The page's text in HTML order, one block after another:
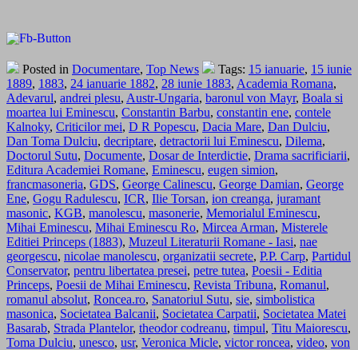
Posted in Documentare, Top News Tags: 15 ianuarie, 15 iunie
1889, 1883, 24 ianuarie 1882, 28 iunie 1883, Academia Romana,
Adevarul, andrei plesu, Austr-Ungaria, baronul von Mayr, Boala si
moartea lui Eminescu, Constantin Barbu, constantin ene, contele
Kalnoky, Criticilor mei, D R Popescu, Dacia Mare, Dan Dulciu,
Dan Toma Dulciu, decriptare, detractorii lui Eminescu, Dilema,
Doctorul Sutu, Documente, Dosar de Interdictie, Drama sacrificiarii,
Editura Academiei Romane, Eminescu, eugen simion,
francmasoneria, GDS, George Calinescu, George Damian, George
Ene, Gogu Radulescu, ICR, Ilie Torsan, ion creanga, juramant
masonic, KGB, manolescu, masonerie, Memorialul Eminescu,
Mihai Eminescu, Mihai Eminescu Ro, Mircea Arman, Misterele
Editiei Princeps (1883), Muzeul Literaturii Romane - Iasi, nae
georgescu, nicolae manolescu, organizatii secrete, P.P. Carp, Partidul
Conservator, pentru libertatea presei, petre tutea, Poesii - Editia
Princeps, Poesii de Mihai Eminescu, Revista Tribuna, Romanul,
romanul absolut, Roncea.ro, Sanatoriul Sutu, sie, simbolistica
masonica, Societatea Balcanii, Societatea Carpatii, Societatea Matei
Basarab, Strada Plantelor, theodor codreanu, timpul, Titu Maiorescu,
Toma Dulciu, unesco, usr, Veronica Micle, victor roncea, video, von